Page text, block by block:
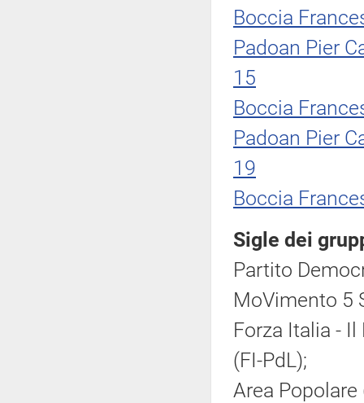
Boccia
Padoan Pier
15
Boccia
Padoan Pier
19
Boccia
Sigle dei
Partito
MoVimento 5
Forza Italia -
(FI-PdL);
Area Popolare